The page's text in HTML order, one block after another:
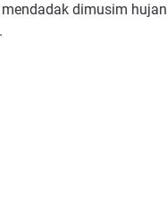
dimusim